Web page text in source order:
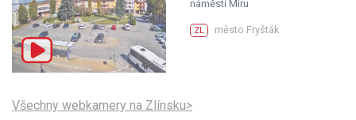
náměstí Míru
ZL město Fryšták
Všechny webkamery na Zlínsku>